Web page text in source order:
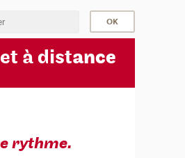
et à distance
rythme.